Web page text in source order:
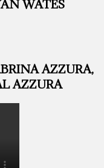
WATES
AZZURA,
AZZURA